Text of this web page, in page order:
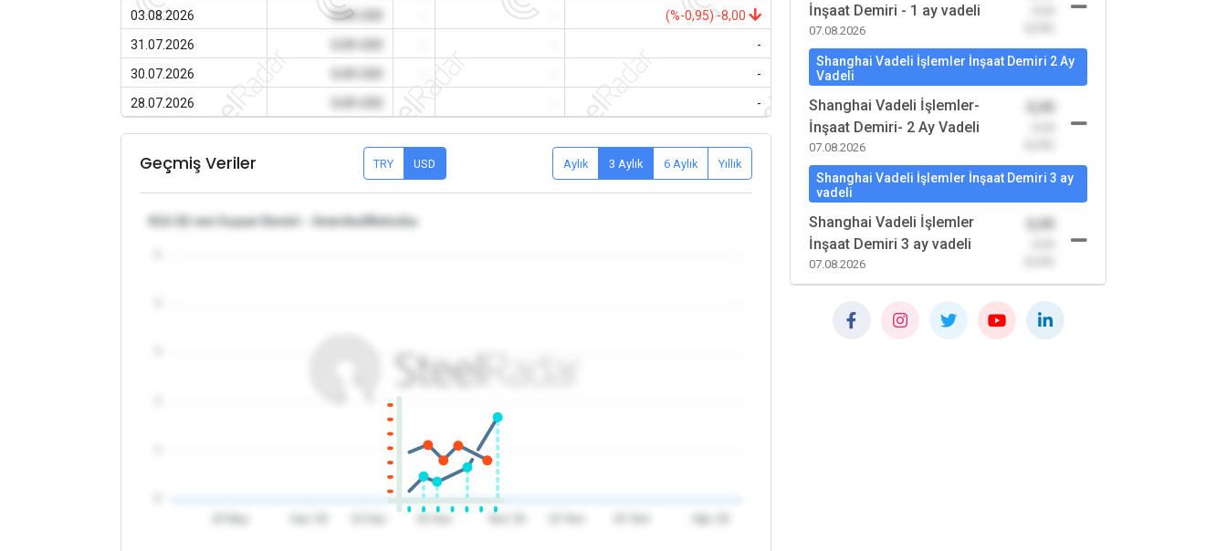
03.08.2026
0,00 USD
(%-0,95) -8,00
31.07.2026
-
30.07.2026
-
28.07.2026
-
Geçmiş Veriler TRY USD Aylık 3 Aylık 6 Aylık Yıllık
θ12-32 mm İnşaat Demiri - Amerika/Meksika
İnşaat Demiri - 1 ay vadeli
07.08.2026
Shanghai Vadeli İşlemler İnşaat Demiri 2 Ay
Vadeli
Shanghai Vadeli İşlemler-
İnşaat Demiri- 2 Ay Vadeli
07.08.2026
Shanghai Vadeli İşlemler İnşaat Demiri 3 ay
vadeli
Shanghai Vadeli İşlemler
İnşaat Demiri 3 ay vadeli
07.08.2026